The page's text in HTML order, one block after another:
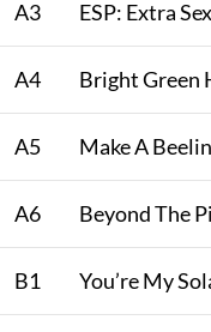
A3 ESP: Extra
A4 Bright Green
A5 Make A
A6 Beyond The
B1 You’re My